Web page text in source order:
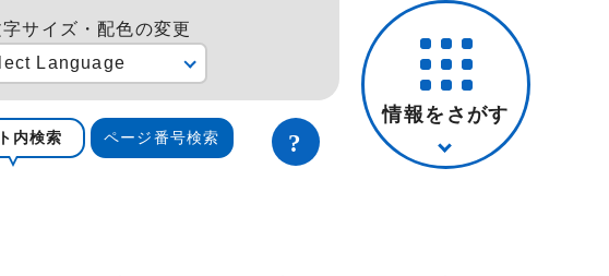
字サイズ・配色の変更
Language
内検索 ページ番号検索
情報をさがす